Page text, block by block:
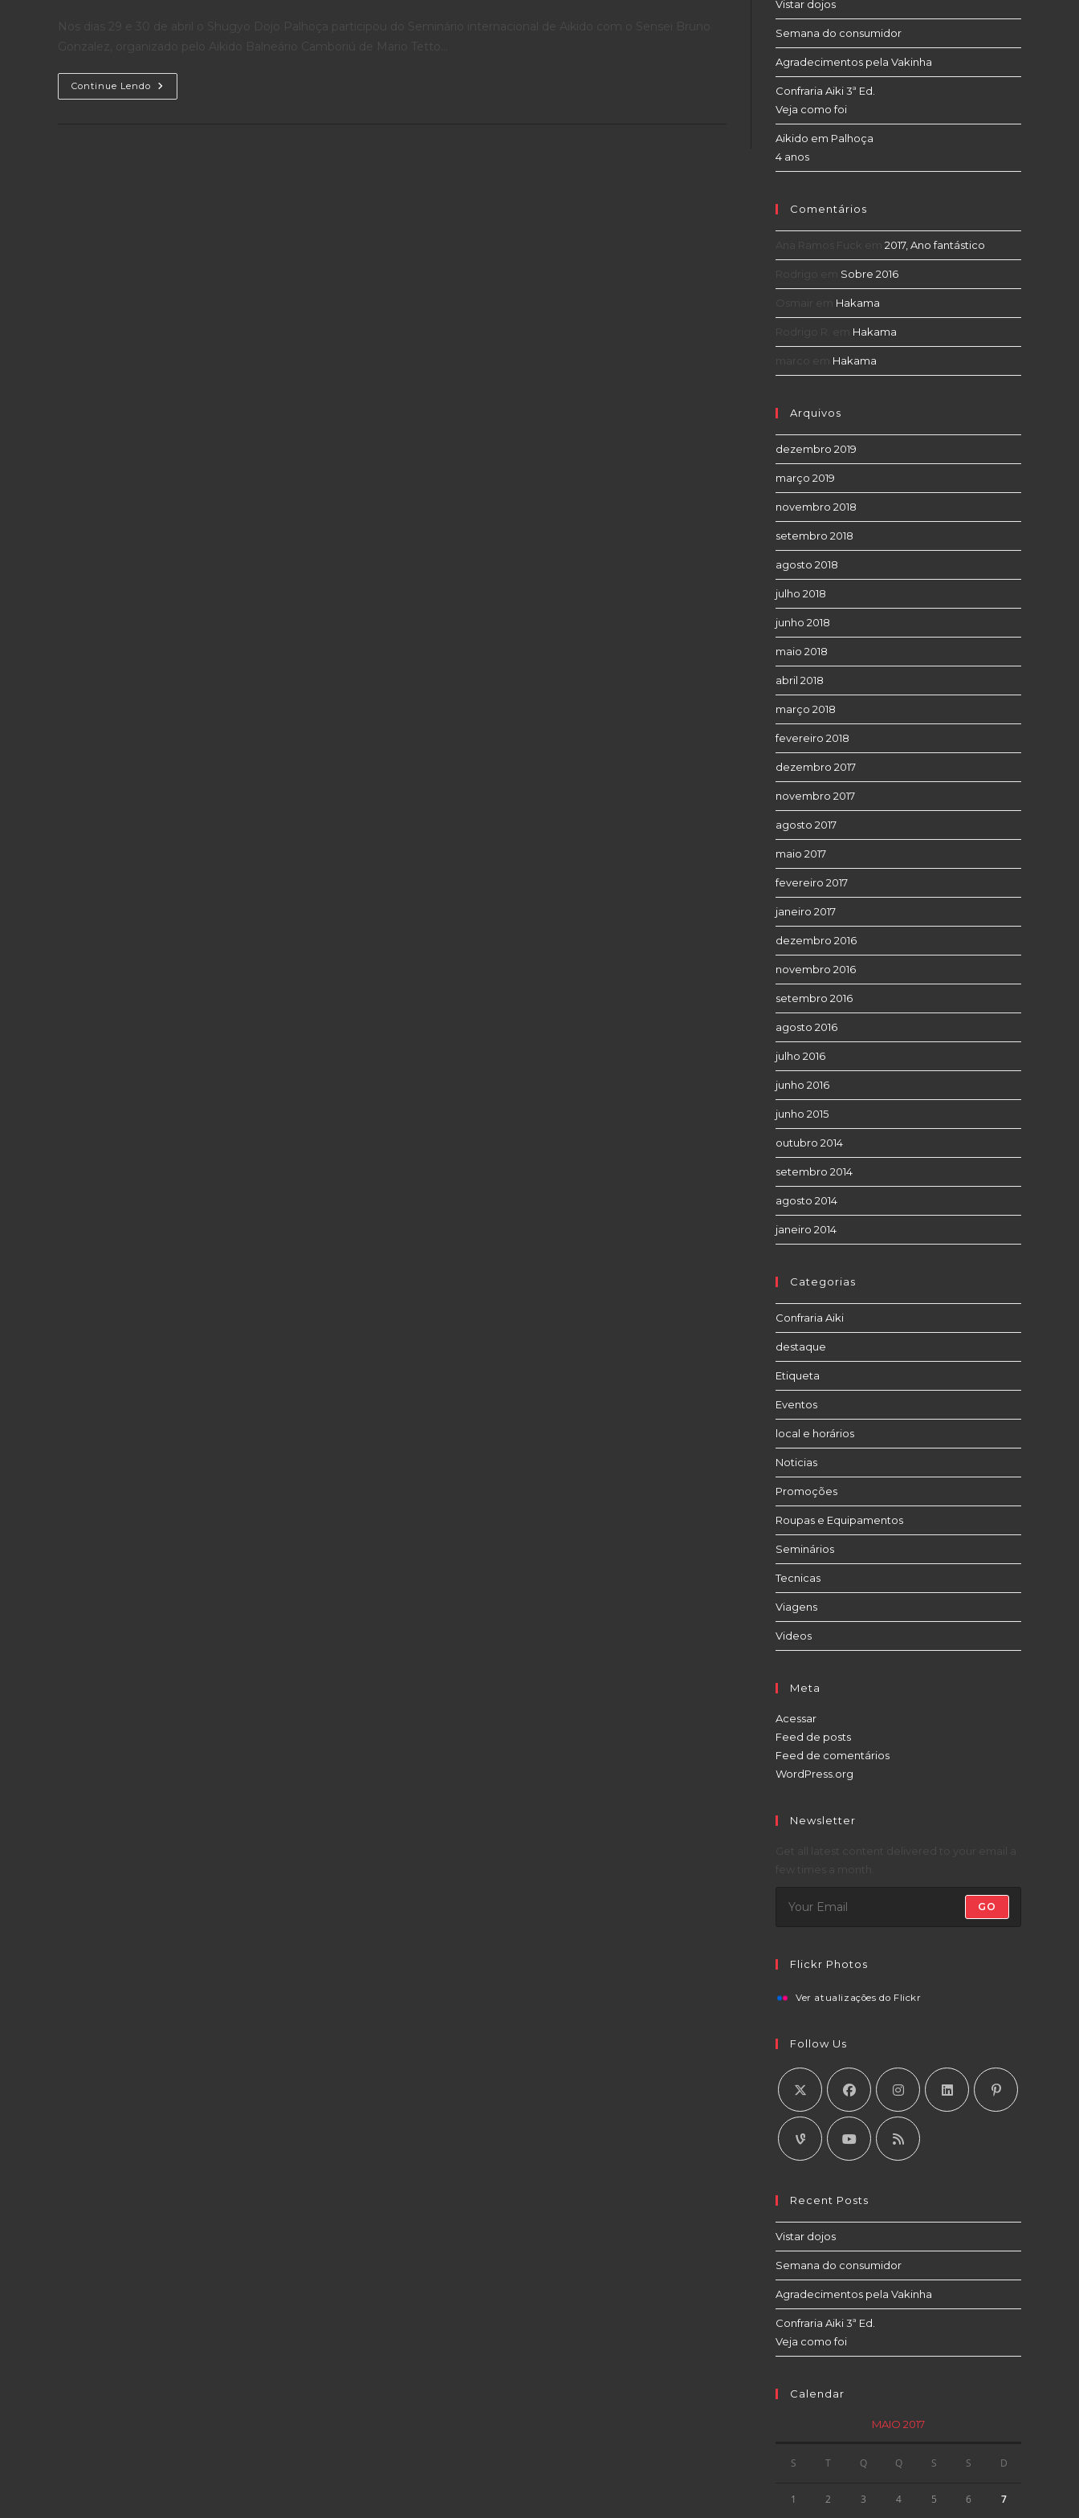
Nos dias 29 e 30 de abril o Shugyo Dojo Palhoça participou do Seminário internacional de Aikido com o Sensei Bruno
Gonzalez, organizado pelo Aikido Balneário Camboriú de Mario Tetto…
Continue Lendo Seminário
Bruno
Vistar dojos
Semana do consumidor
Agradecimentos pela Vakinha
Confraria Aiki 3ª Ed.
Veja como foi
Aikido em Palhoça
4 anos
Comentários
2017, Ano fantástico
Sobre 2016
Hakama
Hakama
Hakama
Arquivos
dezembro 2019
março 2019
novembro 2018
setembro 2018
agosto 2018
julho 2018
junho 2018
maio 2018
abril 2018
março 2018
fevereiro 2018
dezembro 2017
novembro 2017
agosto 2017
maio 2017
fevereiro 2017
janeiro 2017
dezembro 2016
novembro 2016
setembro 2016
agosto 2016
julho 2016
junho 2016
junho 2015
outubro 2014
setembro 2014
agosto 2014
janeiro 2014
Categorias
Confraria Aiki
destaque
Etiqueta
Eventos
local e horários
Noticias
Promoções
Roupas e Equipamentos
Seminários
Tecnicas
Viagens
Videos
Meta
Acessar
Feed de posts
Feed de comentários
WordPress.org
Newsletter
GO
Flickr Photos
Ver atualizações do Flickr
Follow Us
Recent Posts
Vistar dojos
Semana do consumidor
Agradecimentos pela Vakinha
Confraria Aiki 3ª Ed.
Veja como foi
Calendar
MAIO 2017
S T Q Q S S D
1 2 3 4 5 6 7